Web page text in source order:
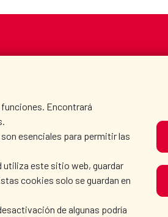
Encontrará
son esenciales para permitir las
utiliza este sitio web, guardar
cookies solo se guardan en
de algunas podría
CULTURA Y CIENCIA